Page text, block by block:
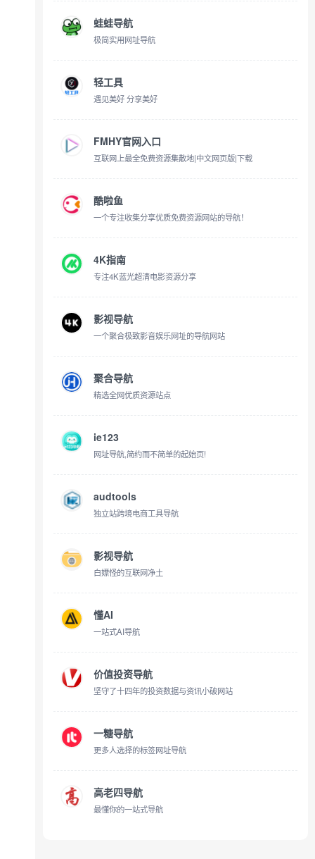
蛙蛙导航
极简实用网址导航
轻工具
遇见美好 分享美好
FMHY官网入口
互联网上最全免费资源集散地|中文网页版|下载
酷啦鱼
一个专注收集分享优质免费资源网站的导航！
4K指南
专注4K蓝光超清电影资源分享
影视导航
一个聚合极致影音娱乐网址的导航网站
聚合导航
精选全网优质资源站点
ie123
网址导航,简约而不简单的起始页!
audtools
独立站跨境电商工具导航
影视导航
白嫖怪的互联网净土
懂AI
一站式AI导航
价值投资导航
坚守了十四年的投资数据与资讯小破网站
一糖导航
更多人选择的标签网址导航
高老四导航
最懂你的一站式导航